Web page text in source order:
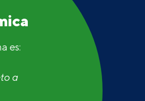
es:
a